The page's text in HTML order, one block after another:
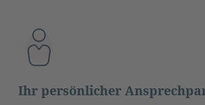
Ihr persönlicher